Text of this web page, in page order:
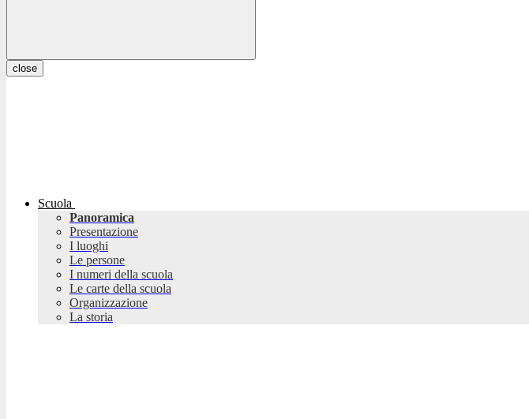
close
Scuola
Panoramica
Presentazione
I luoghi
Le persone
I numeri della scuola
Le carte della scuola
Organizzazione
La storia